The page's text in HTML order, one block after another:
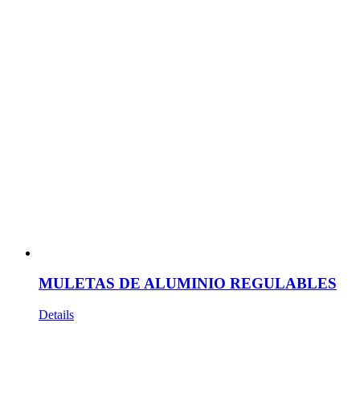
MULETAS DE ALUMINIO REGULABLES
Details